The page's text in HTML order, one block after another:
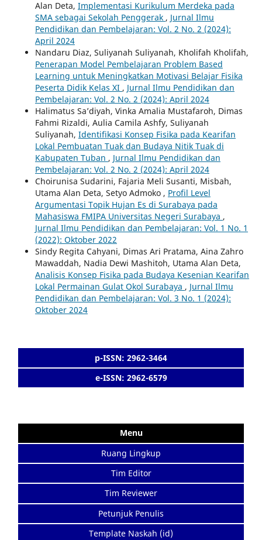
Alan Deta, Implementasi Kurikulum Merdeka pada
SMA sebagai Sekolah Penggerak , Jurnal Ilmu
Pendidikan dan Pembelajaran: Vol. 2 No. 2 (2024):
April 2024
Nandaru Diaz, Suliyanah Suliyanah, Kholifah Kholifah,
Penerapan Model Pembelajaran Problem Based
Learning untuk Meningkatkan Motivasi Belajar Fisika
Peserta Didik Kelas XI , Jurnal Ilmu Pendidikan dan
Pembelajaran: Vol. 2 No. 2 (2024): April 2024
Halimatus Sa’diyah, Vinka Amalia Mustafaroh, Dimas
Fahmi Rizaldi, Aulia Camila Ashfy, Suliyanah
Suliyanah, Identifikasi Konsep Fisika pada Kearifan
Lokal Pembuatan Tuak dan Budaya Nitik Tuak di
Kabupaten Tuban , Jurnal Ilmu Pendidikan dan
Pembelajaran: Vol. 2 No. 2 (2024): April 2024
Choirunisa Sudarini, Fajaria Meli Susanti, Misbah,
Utama Alan Deta, Setyo Admoko , Profil Level
Argumentasi Topik Hujan Es di Surabaya pada
Mahasiswa FMIPA Universitas Negeri Surabaya ,
Jurnal Ilmu Pendidikan dan Pembelajaran: Vol. 1 No. 1
(2022): Oktober 2022
Sindy Regita Cahyani, Dimas Ari Pratama, Aina Zahro
Mawaddah, Nadia Dewi Mashitoh, Utama Alan Deta,
Analisis Konsep Fisika pada Budaya Kesenian Kearifan
Lokal Permainan Gulat Okol Surabaya , Jurnal Ilmu
Pendidikan dan Pembelajaran: Vol. 3 No. 1 (2024):
Oktober 2024
p-ISSN: 2962-3464
e-ISSN: 2962-6579
Menu
Ruang Lingkup
Tim Editor
Tim Reviewer
Petunjuk Penulis
Template Naskah (id)